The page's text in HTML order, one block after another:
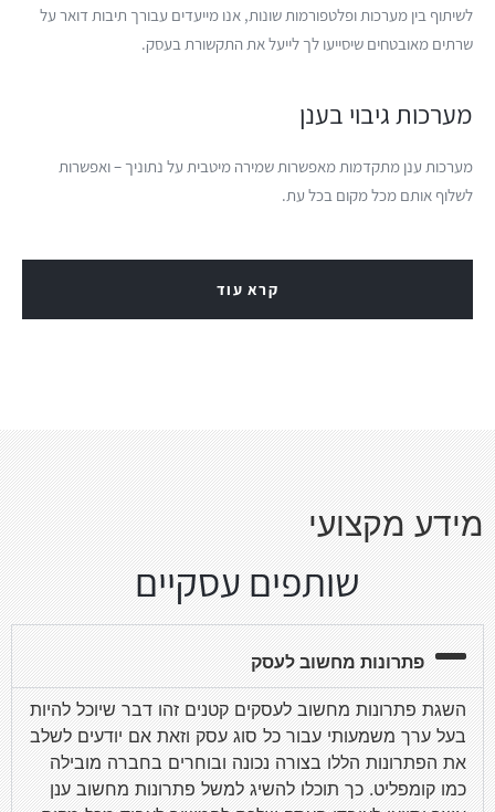
לשיתוף בין מערכות ופלטפורמות שונות, אנו מייעדים עבורך תיבות דואר על
שרתים מאובטחים שיסייעו לך לייעל את התקשורת בעסק.
מערכות גיבוי בענן
מערכות ענן מתקדמות מאפשרות שמירה מיטבית על נתוניך – ואפשרות
לשלוף אותם מכל מקום בכל עת.
קרא עוד
מידע מקצועי
שותפים עסקיים
פתרונות מחשוב לעסק
השגת פתרונות מחשוב לעסקים קטנים זהו דבר שיוכל להיות
בעל ערך משמעותי עבור כל סוג עסק וזאת אם יודעים לשלב
את הפתרונות הללו בצורה נכונה ובוחרים בחברה מובילה
כמו קומפליט. כך תוכלו להשיג למשל פתרונות מחשוב ענן